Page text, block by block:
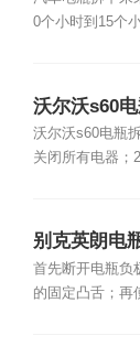
0个小时到15个
沃尔沃s60
沃尔沃s60电瓶
关闭所有电器；
别克英朗电
首先断开电瓶负
的固定凸舌；再